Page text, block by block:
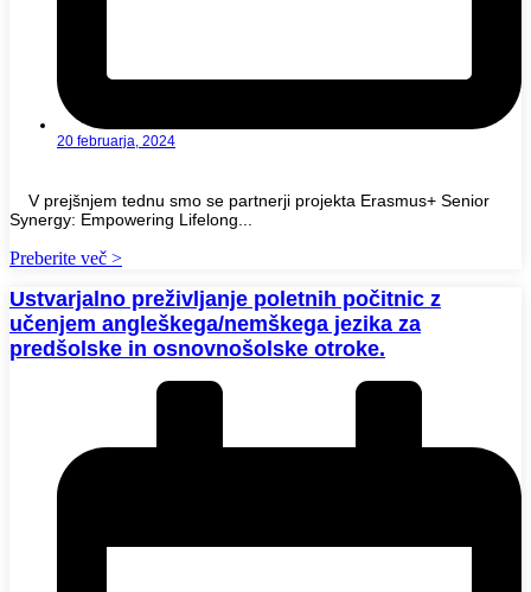
20 februarja, 2024
V prejšnjem tednu smo se partnerji projekta Erasmus+ Senior
Synergy: Empowering Lifelong...
Preberite več >
Ustvarjalno preživljanje poletnih počitnic z
učenjem angleškega/nemškega jezika za
predšolske in osnovnošolske otroke.